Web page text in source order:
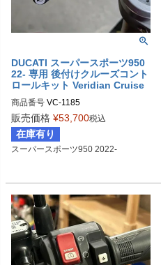
DUCATI スーパースポーツ950
22- 専用 後付けクルーズコント
ロールキット Veridian Cruise
商品番号 VC-1185
旧型番：VC-1180-950
販売価格 ¥53,700税込
在庫有り
スーパースポーツ950 2022-